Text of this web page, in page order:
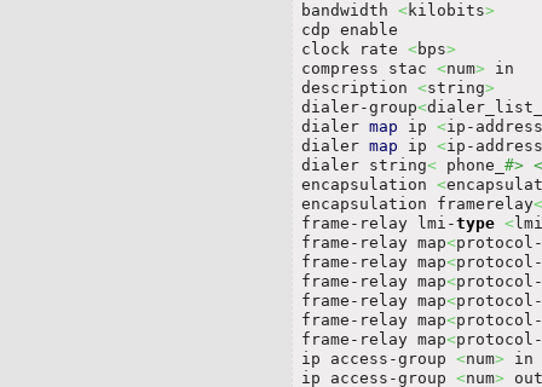
bandwidth <kilobits>
cdp enable
clock rate <bps>
compress stac <num> in
description <string>
dialer-group<dialer_list_
dialer map ip <ip-address
dialer map ip <ip-address
dialer string< phone_ #>
encapsulation <
encapsulation framerelay<
frame-relay lmi-type <
frame-relay map<protocol-
frame-relay map<protocol-
frame-relay map<protocol-
frame-relay map<protocol-
frame-relay map<protocol-
frame-relay map<protocol-
ip access-group <num> in
ip access-group <num> out